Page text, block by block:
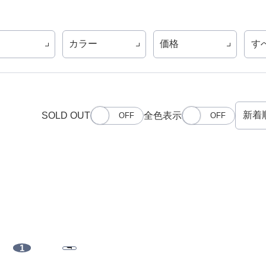
カラー 価格 す
SOLD OUT 全色表示
1